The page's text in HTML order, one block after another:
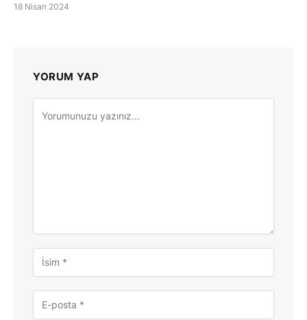
18 Nisan 2024
YORUM YAP